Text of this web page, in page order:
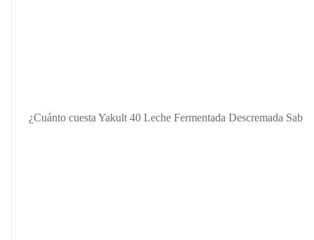
¿Cuánto cuesta Yakult 40 Leche Fermentada Descremada